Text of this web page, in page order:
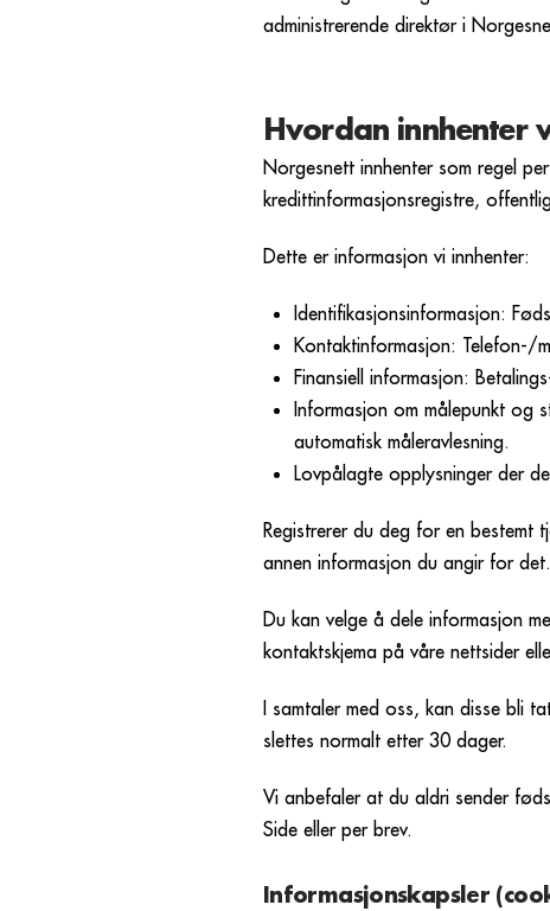
administrerende direktør i
Hvordan innhenter
Norgesnett innhenter som regel
kredittinformasjonsregistre,
Dette er informasjon vi innhenter:
Identifikasjonsinformasjon:
Kontaktinformasjon: Telefon-/
Finansiell informasjon:
Informasjon om målepunkt og
automatisk måleravlesning.
Lovpålagte opplysninger der
Registrerer du deg for en bestemt
annen informasjon du angir for det.
Du kan velge å dele informasjon
kontaktskjema på våre nettsider
I samtaler med oss, kan disse bli
slettes normalt etter 30 dager.
Vi anbefaler at du aldri sender
Side eller per brev.
Informasjonskapsler